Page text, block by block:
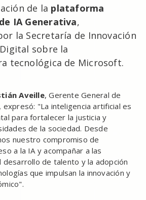
de la plataforma
IA Generativa,
la Secretaría de Innovación
sobre la
tecnológica de Microsoft.
Aveille, Gerente General de
"La inteligencia artificial es
para fortalecer la justicia y
de la sociedad. Desde
nuestro compromiso de
a la IA y acompañar a las
desarrollo de talento y la adopción
que impulsan la innovación y